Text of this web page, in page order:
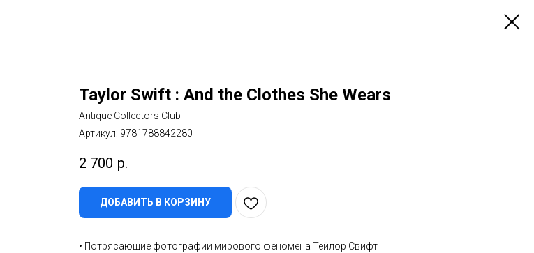
Taylor Swift : And the Clothes She Wears
Antique Collectors Club
Артикул: 9781788842280
2 700 р.
ДОБАВИТЬ В КОРЗИНУ
• Потрясающие фотографии мирового феномена Тейлор Свифт